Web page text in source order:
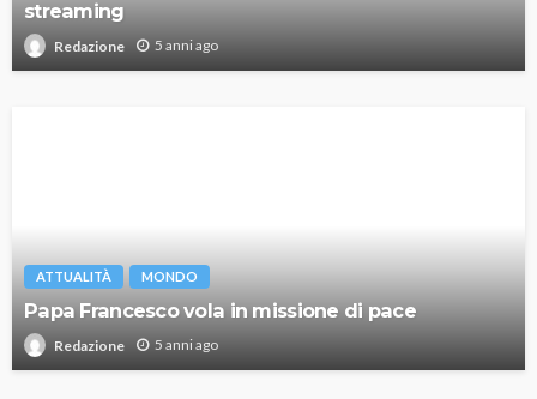
streaming
Redazione 5 anni ago
ATTUALITÀ MONDO
Papa Francesco vola in missione di pace
Redazione 5 anni ago